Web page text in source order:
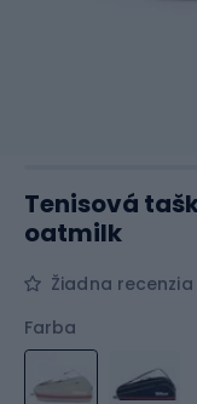
Tenisová
oatmilk
Žiadna recenzia
Farba